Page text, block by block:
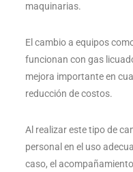
maquinarias.
El cambio a equipos
funcionan con gas
mejora importante en
reducción de costos.
Al realizar este tipo de
personal en el uso
caso, el